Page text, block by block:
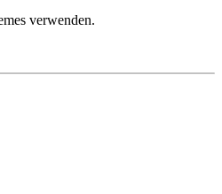
verwenden.